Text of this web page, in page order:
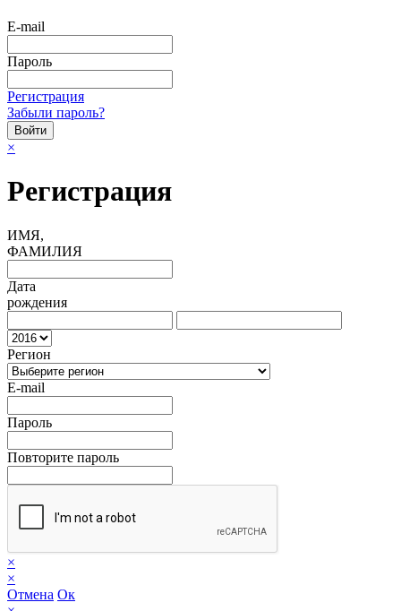
E-mail
Пароль
Регистрация
Забыли пароль?
×
Регистрация
ИМЯ,
ФАМИЛИЯ
Дата
рождения
Регион
E-mail
Пароль
Повторите пароль
×
×
Отмена Ок